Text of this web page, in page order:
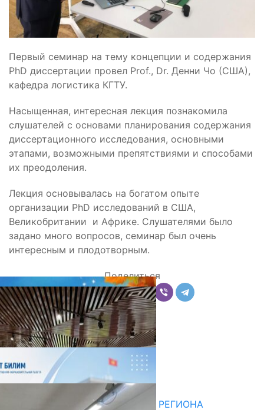
Первый семинар на тему концепции и содержания
PhD диссертации провел Prof., Dr. Денни Чо (США),
кафедра логистика КГТУ.
Насыщенная, интересная лекция познакомила
слушателей с основами планирования содержания
диссертационного исследования, основными
этапами, возможными препятствиями и способами
их преодоления.
Лекция основывалась на богатом опыте
организации PhD исследований в США,
Великобритании и Африке. Слушателями было
задано много вопросов, семинар был очень
интересным и плодотворным.
Поделиться
Комментарии
Последние новости
НЕДЕЛЯ В ОБЗОРЕ
07.08.2026
ДЛЯ МЕТОДИСТОВ ЮЖНОГО РЕГИОНА